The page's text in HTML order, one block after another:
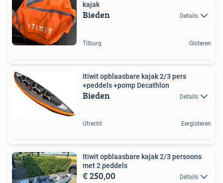
kajak
Bieden Details
Tilburg Gisteren
Itiwit opblaasbare kajak 2/3 pers
+peddels +pomp Decathlon
Bieden Details
Utrecht Eergisteren
Itiwit opblaasbare kajak 2/3 persoons
met 2 peddels
€ 250,00 Details